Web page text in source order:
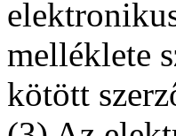
melléklete
kötött